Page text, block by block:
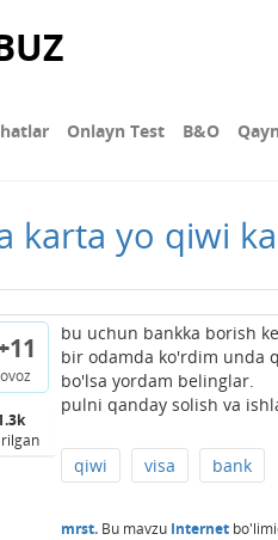
Onlayn Test В&О
karta yo qiwi
ovoz
bu uchun bankka borish
bir odamda ko'rdim unda
bo'lsa yordam belinglar.
pulni qanday solish va
qiwi visa bank
mrst. Bu mavzu Internet